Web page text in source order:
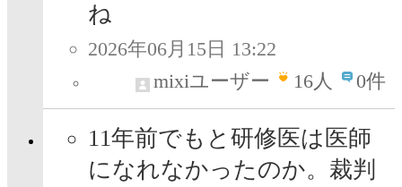
ね
2026年06月15日 13:22
mixiユーザー
16人 0件
11年前でもと研修医は医師
になれなかったのか。裁判